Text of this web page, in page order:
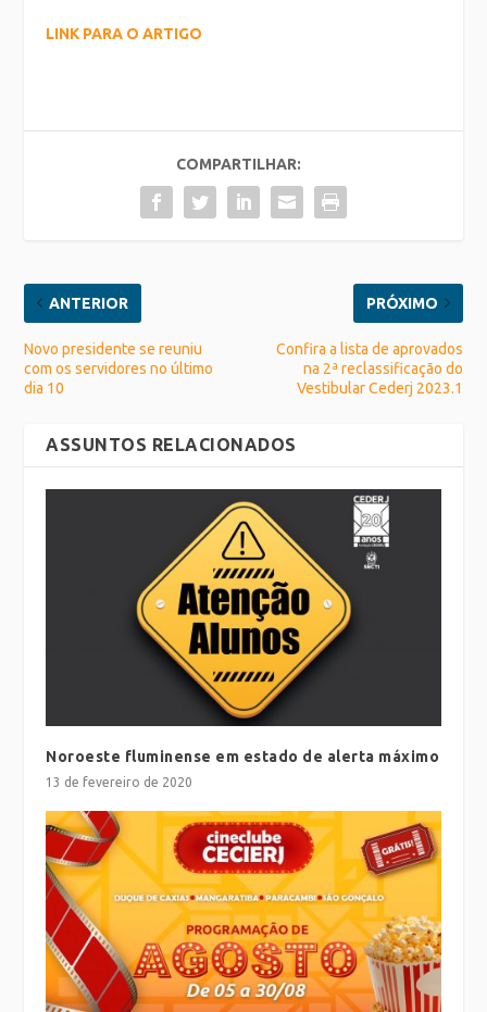
LINK PARA O ARTIGO
COMPARTILHAR:
ANTERIOR
Novo presidente se reuniu
com os servidores no último
dia 10
PRÓXIMO
Confira a lista de aprovados
na 2ª reclassificação do
Vestibular Cederj 2023.1
ASSUNTOS RELACIONADOS
Noroeste fluminense em estado de alerta máximo
13 de fevereiro de 2020